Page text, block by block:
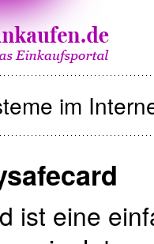
im
ist eine